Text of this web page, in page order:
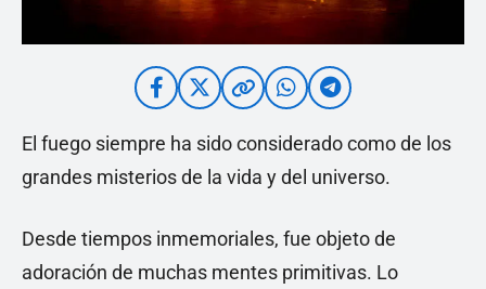
El fuego siempre ha sido considerado como de los
grandes misterios de la vida y del universo.
Desde tiempos inmemoriales, fue objeto de
adoración de muchas mentes primitivas. Lo